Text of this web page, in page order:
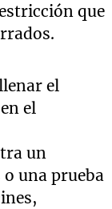
que
el
el
un
una prueba